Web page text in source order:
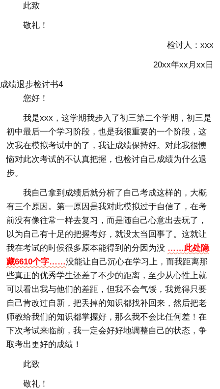
此致
敬礼！
检讨人：xxx
20xx年xx月xx日
成绩退步检讨书4
您好！
我是xxx，这学期我步入了初三第二个学期，初三是
初中最后一个学习阶段，也是我很重要的一个阶段，这
次我在模拟考试中的了，我让成绩保持好。对此我很懊
恼对此次考试的不认真把握，也检讨自己成绩为什么退
步。
我自己拿到成绩后就分析了自己考成这样的，大概
有三个原因。第一原因是我对此模拟过于自信了，在考
前没有像往常一样去复习，而是随自己心意出去玩了，
以为自己有十足的把握考好，就没太当回事了。这就让
我在考试的时候很多原本能得到的分因为没 ……此处隐
藏6610个字……没能让自己沉心在学习上，而我距离那
些真正的优秀学生还差了不少的距离，至少从心性上就
可以看出我与他们的差距，但我不会气馁，我觉得只要
自己肯改过自新，把丢掉的知识都找补回来，然后把老
师教给我们的知识都掌握好，那么我不会比任何差！在
下次考试来临前，我一定会好好地调整自己的状态，争
取考出更好的成绩！
此致
敬礼！